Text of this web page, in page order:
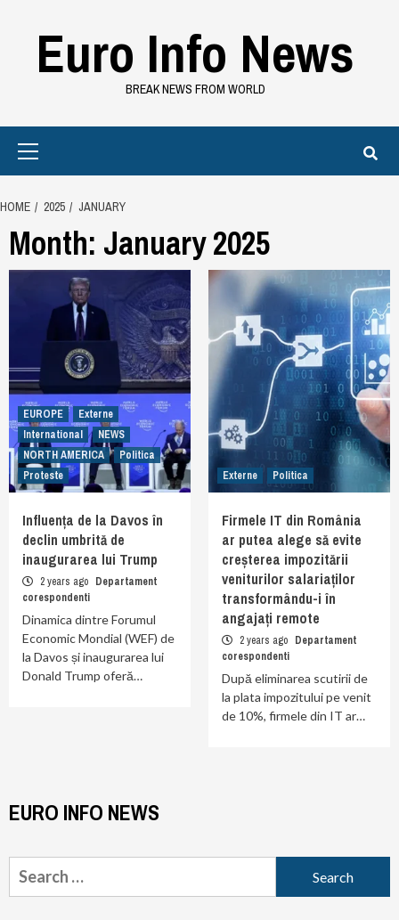
contentEuro Info News
BREAK NEWS FROM WORLD
HOME 2025 JANUARY
Month: January 2025
EUROPE
Externe
International
NEWS
NORTH AMERICA
Politica
Proteste
Influența de la Davos în
declin umbrită de
inaugurarea lui Trump
2 years ago Departament
corespondenti
Dinamica dintre Forumul
Economic Mondial (WEF) de
la Davos și inaugurarea lui
Donald Trump oferă…
Externe Politica
Firmele IT din România
ar putea alege să evite
creșterea impozitării
veniturilor salariaților
transformându-i în
angajați remote
2 years ago Departament
corespondenti
După eliminarea scutirii de
la plata impozitului pe venit
de 10%, firmele din IT ar…
EURO INFO NEWS
Search
for: